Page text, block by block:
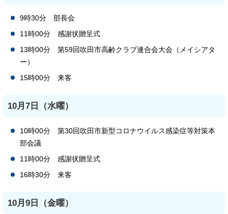
9時30分 部長会
11時00分 感謝状贈呈式
13時00分 第59回吹田市高齢クラブ連合会大会（メイシアタ
ー）
15時00分 来客
10月7日（水曜）
10時00分 第30回吹田市新型コロナウイルス感染症等対策本
部会議
11時00分 感謝状贈呈式
16時30分 来客
10月9日（金曜）